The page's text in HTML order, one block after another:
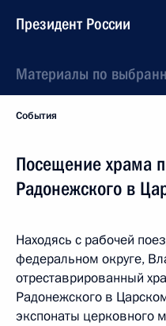
Президент России
Материалы по
События
Посещение храма
Радонежского в
Находясь с рабочей
федеральном округе,
отреставрированный
Радонежского в
экспонаты церковного